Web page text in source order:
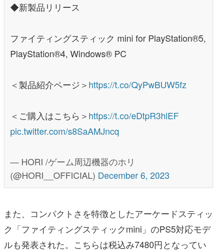
◆新製品リリース
ファイティングスティック mini for PlayStation®5,
PlayStation®4, Windows® PC
＜製品紹介ページ＞https://t.co/QyPwBUW5fz
＜ご購入はこちら＞https://t.co/eDtpR3hlEF
pic.twitter.com/s8SaAMJncq
— HORI /ゲーム周辺機器のホリ
(@HORI__OFFICIAL) December 6, 2023
また、コンパクトさを特徴としたアーケードスティッ
ク「ファイティングスティックmini」のPS5対応モデ
ルも発表された。こちらは税込み7480円となってい